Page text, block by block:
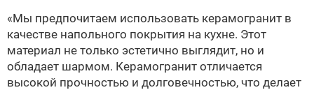
«Мы предпочитаем использовать керамогранит в
качестве напольного покрытия на кухне. Этот
материал не только эстетично выглядит, но и
обладает шармом. Керамогранит отличается
высокой прочностью и долговечностью, что делает